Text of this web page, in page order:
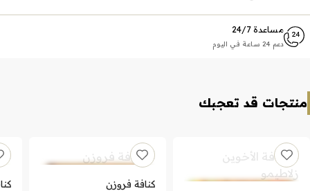
مساعدة 24/7
دعم 24 ساعة في اليوم
منتجات قد تعجبك
كنافة فروزن